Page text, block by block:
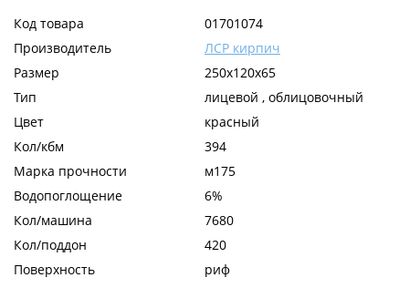
Код товара
01701074
Производитель
ЛСР кирпич
Размер
250x120x65
Тип
лицевой , облицовочный
Цвет
красный
Кол/кбм
394
Марка прочности
м175
Водопоглощение
6%
Кол/машина
7680
Кол/поддон
420
Поверхность
риф